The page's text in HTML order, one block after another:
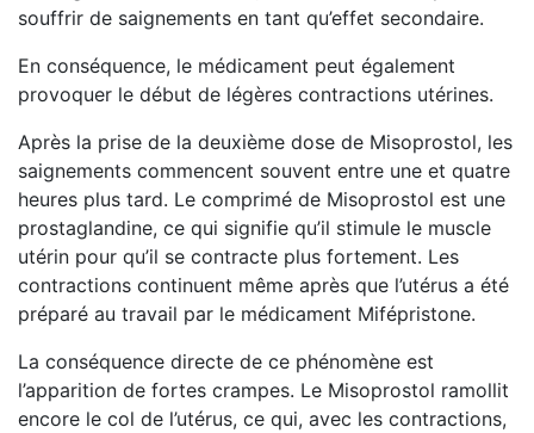
souffrir de saignements en tant qu’effet secondaire.
En conséquence, le médicament peut également
provoquer le début de légères contractions utérines.
Après la prise de la deuxième dose de Misoprostol, les
saignements commencent souvent entre une et quatre
heures plus tard. Le comprimé de Misoprostol est une
prostaglandine, ce qui signifie qu’il stimule le muscle
utérin pour qu’il se contracte plus fortement. Les
contractions continuent même après que l’utérus a été
préparé au travail par le médicament Mifépristone.
La conséquence directe de ce phénomène est
l’apparition de fortes crampes. Le Misoprostol ramollit
encore le col de l’utérus, ce qui, avec les contractions,